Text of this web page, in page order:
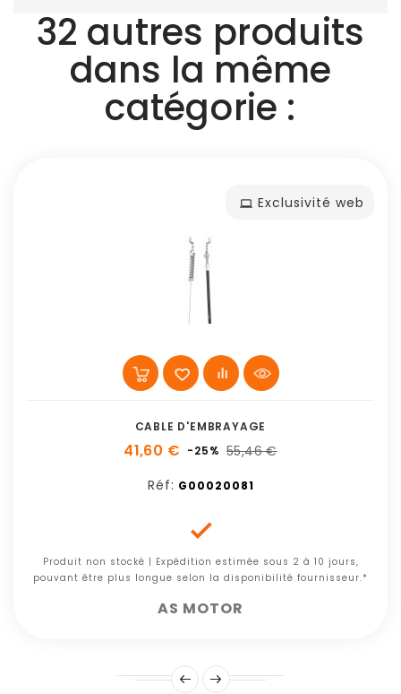
32 autres produits
dans la même
catégorie :
Exclusivité web
CABLE D'EMBRAYAGE
41,60 € -25% 55,46 €
Réf: G00020081

Produit non stocké | Expédition estimée sous 2 à 10 jours,
pouvant être plus longue selon la disponibilité fournisseur.*
AS MOTOR